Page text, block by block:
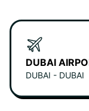
DUBAI
DUBAI - DUBAI